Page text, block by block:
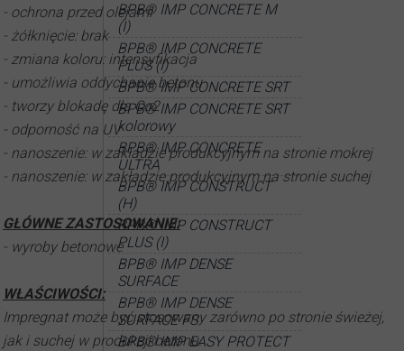
- ochrona przed olejami
- żółknięcie: brak
- zmiana koloru: intensyfikacja
- umożliwia oddychanie betonu
- tworzy blokadę dla Co2
- odporność na UV
- nanoszenie: w zakładzie produkcyjnym na stronie mokrej
- nanoszenie: w zakładzie produkcyjnym na stronie suchej
GŁÓWNE ZASTOSOWANIE:
- wyroby betonowe
WŁAŚCIWOŚCI:
Impregnat może być stosowany zarówno po stronie świeżej,
jak i suchej w produkcji betonu.
BPB® IMP CONCRETE M
(I)
BPB® IMP CONCRETE
PLUS (I)
BPB® IMP CONCRETE SRT
BPB® IMP CONCRETE SRT
kolorowy
BPB® IMP CONCRETE
ULTRA
BPB® IMP CONSTRUCT
(H)
BPB® IMP CONSTRUCT
PLUS (I)
BPB® IMP DENSE
SURFACE
BPB® IMP DENSE
SURFACE FS
BPB® IMP EASY PROTECT